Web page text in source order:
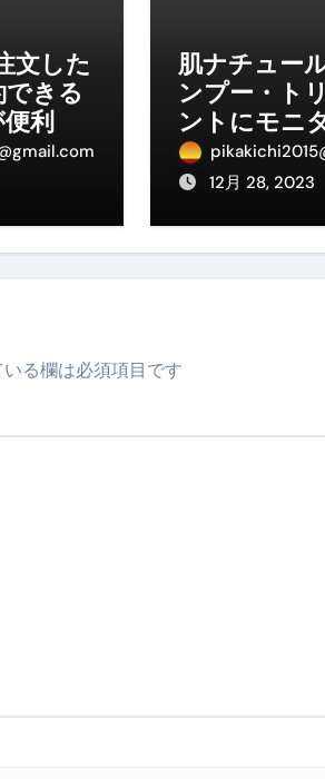
ードメインなら“全部まとめて”安心
肩・首・足元の冷えを根こそぎ防ぐ
レート・羽毛・人工羽毛・調温・吸
スト・ツイスト・天然木まで徹底分
MIST）とは何か──「飲む」という
「ただのイベント」を一生の思い出
タイプ別比較・価格の考え方・失敗
パー・ニッパー・電動まで、硬い爪
バ・ポーション・カット済みの選び方
、現代スイーツ文化のすべて ―
文した
きる
利
肌ナチュー
ンプー・ト
ントにモニ
はある？
12月 28, 2023
る欄は必須項目です